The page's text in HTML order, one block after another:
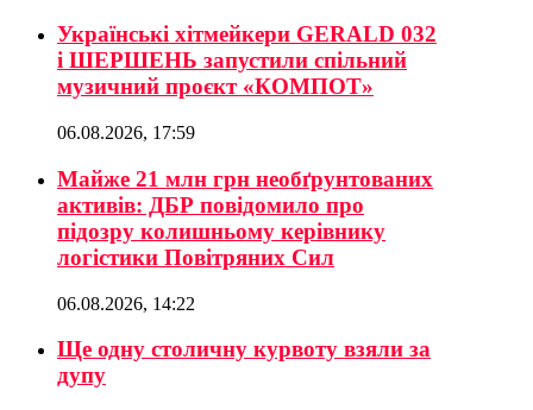
Українські хітмейкери GERALD 032
і ШЕРШЕНЬ запустили спільний
музичний проєкт «КОМПОТ»
06.08.2026, 17:59
Майже 21 млн грн необґрунтованих
активів: ДБР повідомило про
підозру колишньому керівнику
логістики Повітряних Сил
06.08.2026, 14:22
Ще одну столичну курвоту взяли за
дупу